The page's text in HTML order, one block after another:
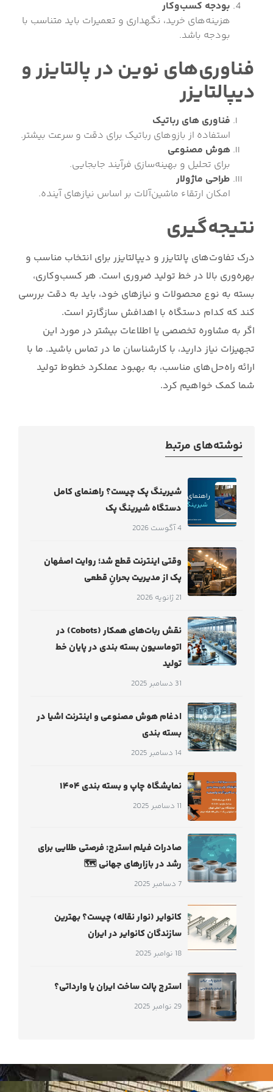
بودجه کسب‌وکار
هزینه‌های خرید، نگهداری و تعمیرات باید متناسب با
بودجه باشد.
فناوری‌های نوین در پالتایزر و
دیپالتایزر
فناوری های رباتیک
استفاده از بازوهای رباتیک برای دقت و سرعت بیشتر.
هوش مصنوعی
برای تحلیل و بهینه‌سازی فرآیند جابجایی.
طراحی ماژولار
امکان ارتقاء ماشین‌آلات بر اساس نیازهای آینده.
نتیجه‌گیری
درک تفاوت‌های پالتایزر و دیپالتایزر برای انتخاب مناسب و
بهره‌وری بالا در خط تولید ضروری است. هر کسب‌وکاری،
بسته به نوع محصولات و نیازهای خود، باید به دقت بررسی
کند که کدام دستگاه با اهدافش سازگارتر است.
اگر به مشاوره تخصصی یا اطلاعات بیشتر در مورد این
تجهیزات نیاز دارید، با کارشناسان ما در تماس باشید. ما با
ارائه راه‌حل‌های مناسب، به بهبود عملکرد خطوط تولید
شما کمک خواهیم کرد.
نوشته‌های مرتبط
شیرینگ پک چیست؟ راهنمای کامل
دستگاه شیرینگ پک
4 آگوست 2026
وقتی اینترنت قطع شد؛ روایت اصفهان
پک از مدیریت بحرانِ قطعی
21 ژانویه 2026
نقش ربات‌های همکار (Cobots) در
اتوماسیون بسته بندی در پایان خط
تولید
31 دسامبر 2025
ادغام هوش مصنوعی و اینترنت اشیا در
بسته بندی
14 دسامبر 2025
نمایشگاه چاپ و بسته بندی ۱۴۰۴
11 دسامبر 2025
صادرات فیلم استرچ: فرصتی طلایی برای
رشد در بازارهای جهانی 🗺
7 دسامبر 2025
کانوایر (نوار نقاله) چیست؟ بهترین
سازندگان کانوایر در ایران
18 نوامبر 2025
استرچ پالت ساخت ایران یا وارداتی؟
29 نوامبر 2025